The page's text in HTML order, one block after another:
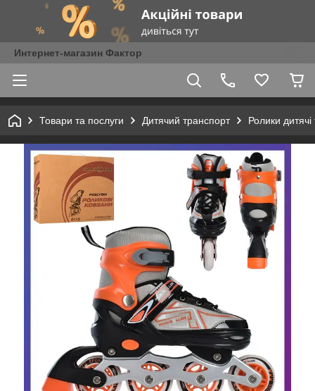
Интернет-магазин Фактор
Товари та послуги Дитячий транспорт Ролики дитячі